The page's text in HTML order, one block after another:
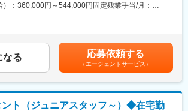
るデジタルマーケティング組織及びオペレーショ
始した組織風土改革“Project PRIDE”により、有給取
女性比率も30.4％へ増加。離職率が半減し、残業時
が進んでいます。制度面では「18時以降の会議原則
ルール厳格化」「短日短時間勤務制度の導入」など
とプライベートともに充実させ、生産性向上を生む
活用を奨励する等の意識向上に繋がっています。
のシステムアーキテクチャ検討
）：360,000円～544,000円固定残業手当/月：
ルに応じて決定。賃金はあくまでも目安の金額であ
じて上下する可能性があります。月給(月額)は固定手
記です。
なる 応募依頼する
（エージェントサービス）
ト（ジュニアスタッフ～）◆在宅勤